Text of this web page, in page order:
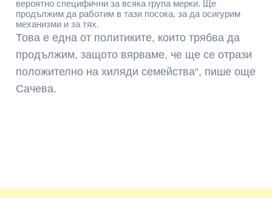
вероятно специфични за всяка група мерки. Ще
продължим да работим в тази посока, за да осигурим
механизми и за тях.
Това е една от политиките, които трябва да
продължим, защото вярваме, че ще се отрази
положително на хиляди семейства“, пише още
Сачева.